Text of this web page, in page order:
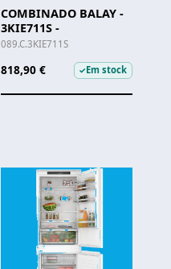
COMBINADO BALAY -
3KIE711S -
089.C.3KIE711S
818,90 € ✓Em stock